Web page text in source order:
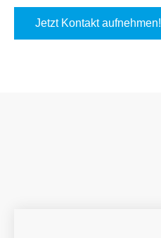
Jetzt Kontakt aufnehmen!